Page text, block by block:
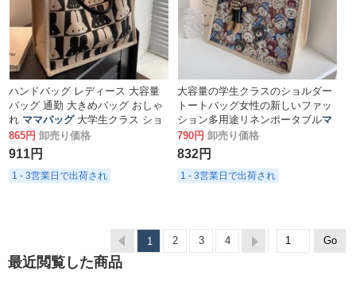
ハンドバッグ レディース 大容量
バッグ 通勤 大きめバッグ おしゃ
れ ママバッグ大学生クラス ショ
ルダートートバッグ
865円 卸売り価格
911円
1 - 3営業日で出荷され
大容量の学生クラスのショルダー
トートバッグ女性の新しいファッ
ション多用途リネンポータブルマ
マバッグ
790円 卸売り価格
832円
1 - 3営業日で出荷され
1 2 3 4
最近閲覧した商品